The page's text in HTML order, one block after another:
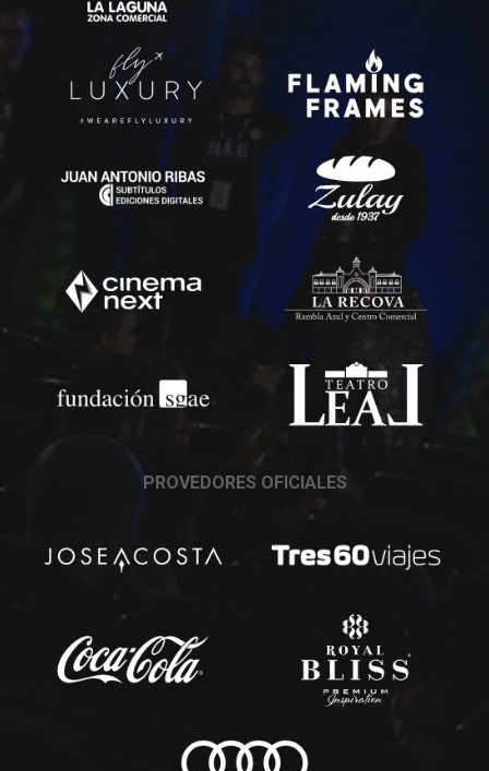
PROVEDORES OFICIALES